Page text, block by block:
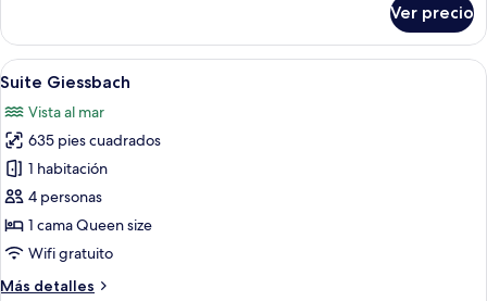
Kehrli
Ver precio
Abrir
todas
las
fotos
de
Suite
Giessbach
Una habitación con un sofá rojo,
5
Suite Giessbach
Vista al mar
635 pies cuadrados
1 habitación
4 personas
1 cama Queen size
Wifi gratuito
Más detalles
Más